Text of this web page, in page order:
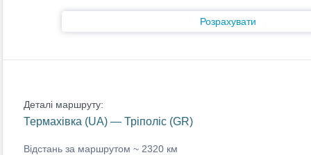
Розрахувати
Деталі маршруту:
Термахівка (UA) — Тріполіс (GR)
Відстань за маршрутом ~ 2320 км